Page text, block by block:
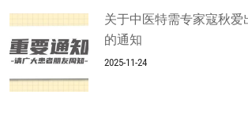
关于中医特需专家寇秋
的通知
2025-11-24